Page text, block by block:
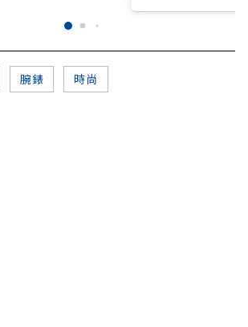
腕錶 時尚